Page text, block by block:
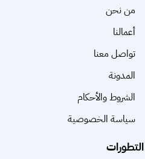
من نحن
أعمالنا
تواصل معنا
المدونة
الشروط والأحكام
سياسة الخصوصية